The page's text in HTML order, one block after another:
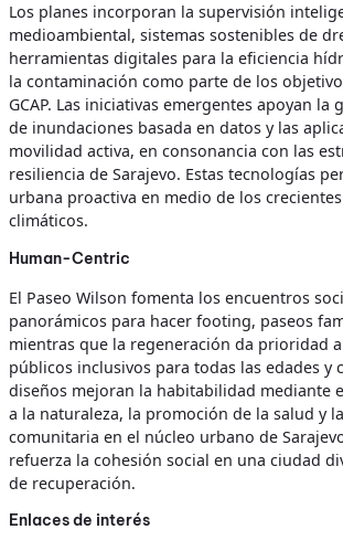
Los planes incorporan la supervisión
medioambiental, sistemas sostenibles de
herramientas digitales para la eficiencia
la contaminación como parte de los
GCAP. Las iniciativas emergentes apoyan la
de inundaciones basada en datos y las
movilidad activa, en consonancia con las
resiliencia de Sarajevo. Estas tecnologías
urbana proactiva en medio de los
climáticos.
Human-Centric
El Paseo Wilson fomenta los encuentros
panorámicos para hacer footing, paseos
mientras que la regeneración da prioridad
públicos inclusivos para todas las edades y
diseños mejoran la habitabilidad mediante
a la naturaleza, la promoción de la salud y
comunitaria en el núcleo urbano de
refuerza la cohesión social en una ciudad
de recuperación.
Enlaces de interés